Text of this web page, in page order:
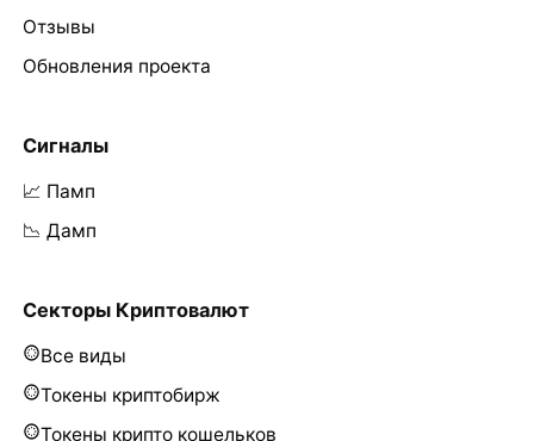
Отзывы
Обновления проекта
Сигналы
📈 Памп
📉 Дамп
Секторы Криптовалют
Все виды
Токены криптобирж
Токены крипто кошельков